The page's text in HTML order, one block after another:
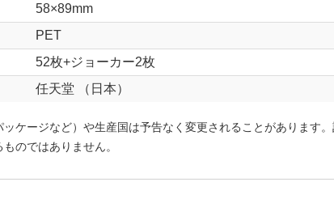
58×89mm
PET
52枚+ジョーカー2枚
任天堂 （日本）
ケージなど）や生産国は予告なく変更されることがあります
のではありません。